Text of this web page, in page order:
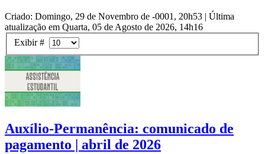
Criado: Domingo, 29 de Novembro de -0001, 20h53 | Última
atualização em Quarta, 05 de Agosto de 2026, 14h16
Exibir #
Auxílio-Permanência: comunicado de
pagamento | abril de 2026